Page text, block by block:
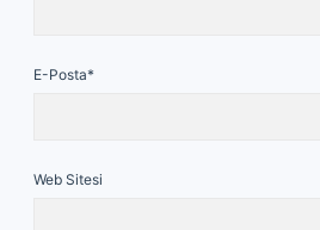
E-Posta*
Web Sitesi